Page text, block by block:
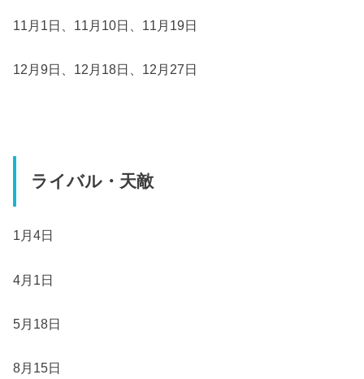
11月1日、11月10日、11月19日
12月9日、12月18日、12月27日
ライバル・天敵
1月4日
4月1日
5月18日
8月15日